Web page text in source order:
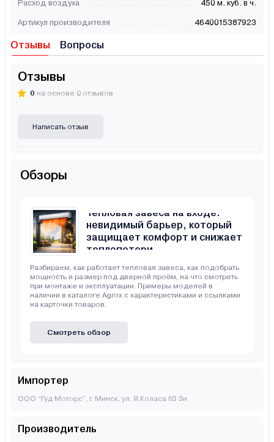
Расход воздуха 450 м. куб. в ч.
Артикул производителя 4640015387923
Отзывы Вопросы
Отзывы
0 на основе 0 отзывов
Написать отзыв
Обзоры
Тепловая завеса на входе:
невидимый барьер, который
защищает комфорт и снижает
теплопотери
Разбираем, как работает тепловая завеса, как подобрать
мощность и размер под дверной проём, на что смотреть
при монтаже и эксплуатации. Примеры моделей в
наличии в каталоге Agrox с характеристиками и ссылками
на карточки товаров.
Смотреть обзор
Импортер
ООО “Гуд Моторс”, г. Минск, ул. Я.Коласа 63 3н
Производитель